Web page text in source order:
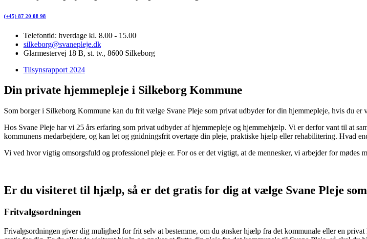
(+45) 87 20 08 98
Telefontid: hverdage kl. 8.00 - 15.00
silkeborg@svanepleje.dk
Glarmestervej 18 B, st. tv., 8600 Silkeborg
Tilsynsrapport 2024
Din private hjemmepleje i Silkeborg Kommune
Som borger i Silkeborg Kommune kan du frit vælge Svane Pleje som privat udbyder for din hjemmepleje, hvis du er
Hos Svane Pleje har vi 25 års erfaring som privat udbyder af hjemmepleje og hjemmehjælp. Vi er derfor vant til at
kommunens medarbejdere, og kan let og gnidningsfrit overtage din pleje, praktiske hjælp eller rehabilitering. Hvad
Vi ved hvor vigtig omsorgsfuld og professionel pleje er. For os er det vigtigt, at de mennesker, vi arbejder for mødes
Er du visiteret til hjælp, så er det gratis for dig at vælge Svane Pleje
Fritvalgsordningen
Frivalgsordningen giver dig mulighed for frit selv at bestemme, om du ønsker hjælp fra det kommunale eller en